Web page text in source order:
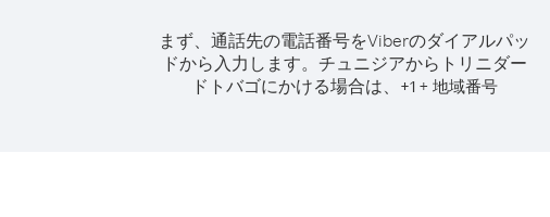
まず、通話先の電話番号をViberのダイアルパッ
ドから入力します。 チュニジアからトリニダー
ドトバゴにかける場合は、 +1 + 地域番号